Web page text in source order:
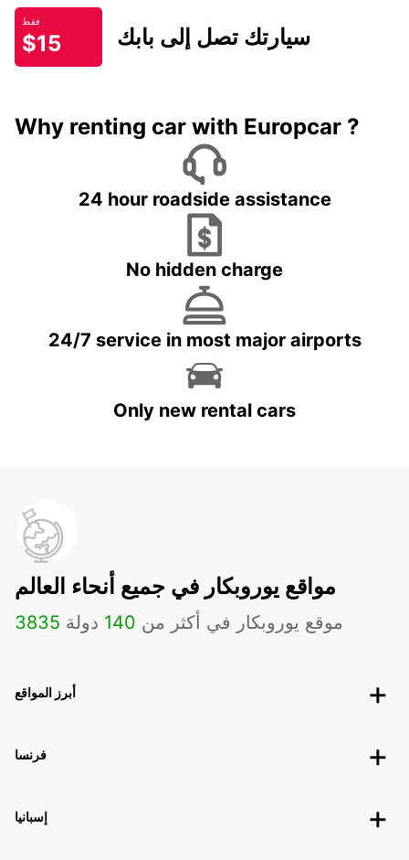
فقط
$15 سيارتك تصل إلى بابك
Why renting car with Europcar ?
24 hour roadside assistance
No hidden charge
24/7 service in most major airports
Only new rental cars
مواقع يوروبكار في جميع أنحاء العالم
3835 موقع يوروبكار في أكثر من 140 دولة
أبرز المواقع
فرنسا
إسبانيا